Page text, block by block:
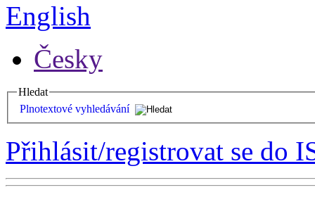
English
Česky
Hledat
Plnotextové vyhledávání
Přihlásit/registrovat se do